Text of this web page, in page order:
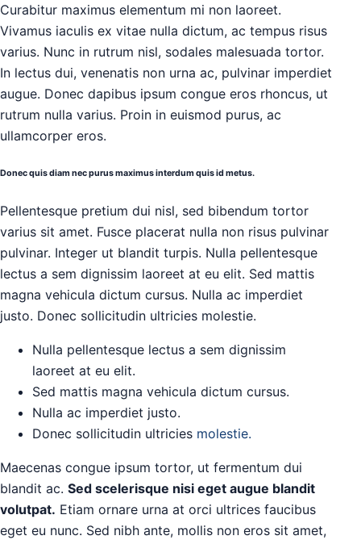
Curabitur maximus elementum mi non laoreet.
Vivamus iaculis ex vitae nulla dictum, ac tempus risus
varius. Nunc in rutrum nisl, sodales malesuada tortor.
In lectus dui, venenatis non urna ac, pulvinar imperdiet
augue. Donec dapibus ipsum congue eros rhoncus, ut
rutrum nulla varius. Proin in euismod purus, ac
ullamcorper eros.
Donec quis diam nec purus maximus interdum quis id metus.
Pellentesque pretium dui nisl, sed bibendum tortor
varius sit amet. Fusce placerat nulla non risus pulvinar
pulvinar. Integer ut blandit turpis. Nulla pellentesque
lectus a sem dignissim laoreet at eu elit. Sed mattis
magna vehicula dictum cursus. Nulla ac imperdiet
justo. Donec sollicitudin ultricies molestie.
Nulla pellentesque lectus a sem dignissim
laoreet at eu elit.
Sed mattis magna vehicula dictum cursus.
Nulla ac imperdiet justo.
Donec sollicitudin ultricies molestie.
Maecenas congue ipsum tortor, ut fermentum dui
blandit ac. Sed scelerisque nisi eget augue blandit
volutpat. Etiam ornare urna at orci ultrices faucibus
eget eu nunc. Sed nibh ante, mollis non eros sit amet,